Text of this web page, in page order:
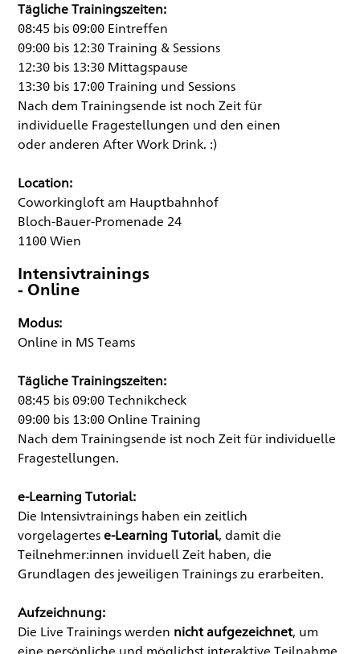
Tägliche Trainingszeiten:
08:45 bis 09:00 Eintreffen
09:00 bis 12:30 Training & Sessions
12:30 bis 13:30 Mittagspause
13:30 bis 17:00 Training und Sessions
Nach dem Trainingsende ist noch Zeit für
individuelle Fragestellungen und den einen
oder anderen After Work Drink. :)
Location:
Coworkingloft am Hauptbahnhof
Bloch-Bauer-Promenade 24
1100 Wien
Intensivtrainings
- Online
Modus:
Online in MS Teams
Tägliche Trainingszeiten:
08:45 bis 09:00 Technikcheck
09:00 bis 13:00 Online Training
Nach dem Trainingsende ist noch Zeit für individuelle
Fragestellungen.
e-Learning Tutorial:
Die Intensivtrainings haben ein zeitlich
vorgelagertese-Learning Tutorial, damit die
Teilnehmer:innen inviduell Zeit haben, die
Grundlagen des jeweiligen Trainings zu erarbeiten.
Aufzeichnung:
Die Live Trainings werden nicht aufgezeichnet, um